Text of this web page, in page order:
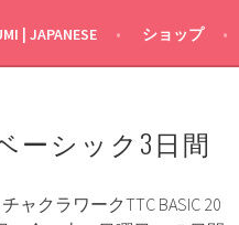
| JAPANESE ショップ
ーシック3日間
チャクラワークTTC BASIC 20